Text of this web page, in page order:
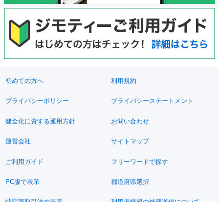
初めての方へ 利用規約
プライバシーポリシー プライバシーステートメント
健全化に資する運用方針 お問い合わせ
運営会社 サイトマップ
ご利用ガイド フリーワードで探す
PC版で表示 都道府県選択